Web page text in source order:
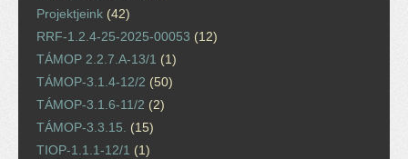
Projektjeink (42)
RRF-1.2.4-25-2025-00053 (12)
TÁMOP 2.2.7.A-13/1 (1)
TÁMOP-3.1.4-12/2 (50)
TÁMOP-3.1.6-11/2 (2)
TÁMOP-3.3.15.
(15)
TIOP-1.1.1-12/1 (1)